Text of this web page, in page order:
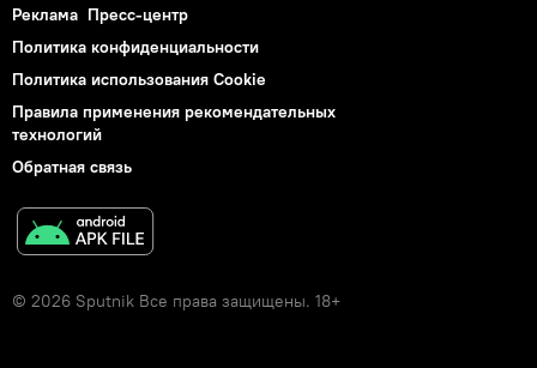
Реклама Пресс-центр
Политика конфиденциальности
Политика использования Cookie
Правила применения рекомендательных
технологий
Обратная связь
© 2026 Sputnik Все права защищены. 18+